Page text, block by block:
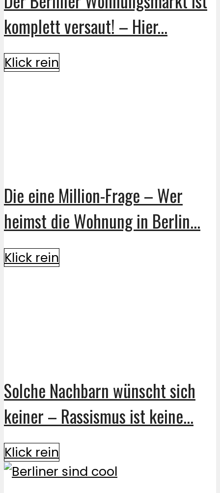
komplett versaut! – Hier...
Klick rein
Die eine Million-Frage – Wer
heimst die Wohnung in Berlin...
Klick rein
Solche Nachbarn wünscht sich
keiner – Rassismus ist keine...
Klick rein